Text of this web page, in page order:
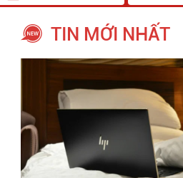
TIN MỚI NHẤT